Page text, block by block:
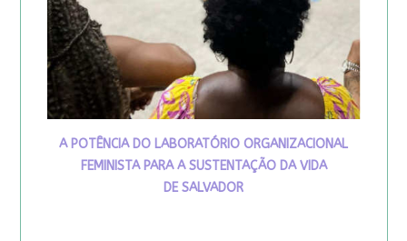
A POTÊNCIA DO LABORATÓRIO ORGANIZACIONAL
FEMINISTA PARA A SUSTENTAÇÃO DA VIDA
DE SALVADOR